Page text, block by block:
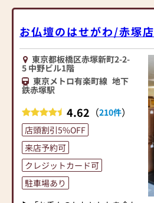
手伝いさせていただきます。ぜ
ひ一度、当店にお越しくださ
い。心地よい空間で、お仏壇や
仏具をご覧いただけます。スタ
ッフ一同、心よりお待ちしてお
ります。」
客様のご要望に合わせて選ぶこ
刻、仏像の種類も豊富にご用意
養いただける仏壇を見つけてい
ただけます。
さらに、仏具も充実しておりま
す。位牌や線香、ろうそくや花
立てなど、お仏壇のセットや個
別のアイテムも豊富に揃えてお
ります。お好みやご自宅のお仏
壇に合わせて、お求めいただけ
ます。
当店の魅力は、品質と価格のバ
ランスです。品質に妥協せず、
お求めやすい価格を実現してい
⭐⭐⭐6月26日(金)より8月17日
開催中‼⭐⭐⭐
おります。早目のご準備がオス
スメです。
粉雪13号ナチュラル調（お持ち
帰り商品）￥25,800から特別価
格のお仏壇を多数取り揃えてお
ります。
また、チラシ商品の他に町田駅
前店限定30％～60％引きのお買
い得仏壇もご準備してございま
す。
具屋まなか」のはじまりでし
た。
お墓のような特定の場所ではな
く、家の中でいつでもあの人を
近くに感じられる「お位牌やお
く考え、日本各地の職人ととも
に16年間、大切に作りあげてき
ました。それは、目で見る安心
感、手で感じる温もり、その一
つひとつに意味を込め、暮らし
の中でつながりを感じられる、
日々の祈りの道具です。
お仏壇のはせがわ/赤塚店
東京都板橋区赤塚新町2-2-
5 中野ビル1階
東京メトロ有楽町線 地下
鉄赤塚駅
4.62 （210件）
店頭割引5%OFF
来店予約可
クレジットカード可
駐車場あり